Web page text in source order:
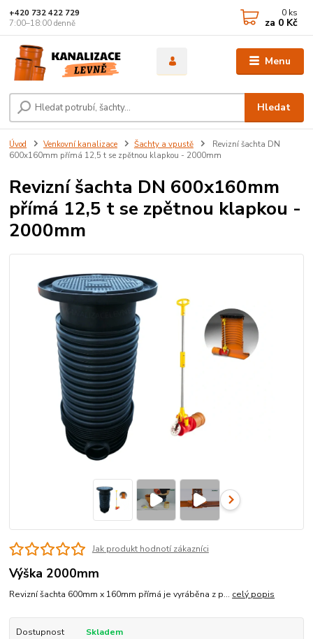
Menu
Hledat
+420 732 422 729
7:00–18:00 denně
0 ks
za 0 Kč
Úvod Venkovní kanalizace Šachty a vpustě
Revizní šachta DN
600x160mm přímá 12,5 t se zpětnou klapkou - 2000mm
Revizní šachta DN 600x160mm
přímá 12,5 t se zpětnou klapkou -
2000mm
Jak produkt hodnotí zákazníci
Výška 2000mm
Revizní šachta 600mm x 160mm přímá je vyráběna z p... celý popis
Dostupnost
Skladem